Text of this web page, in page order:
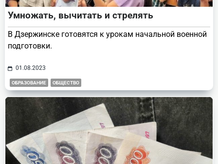
Умножать, вычитать и стрелять
В Дзержинске готовятся к урокам начальной военной
подготовки.
01.08.2023
ОБРАЗОВАНИЕ ОБЩЕСТВО